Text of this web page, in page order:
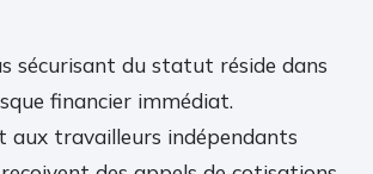
sécurisant du statut réside dans
financier immédiat.
aux travailleurs indépendants